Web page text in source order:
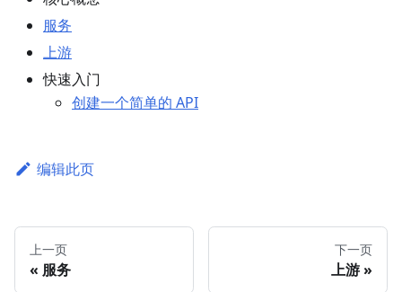
服务
上游
快速入门
创建一个简单的 API
编辑此页
上一页
服务
下一页
上游